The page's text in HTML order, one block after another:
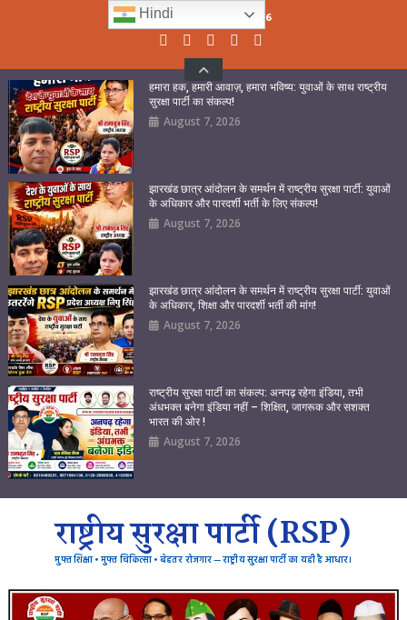
Friday, August 07, 2026
हमारा हक, हमारी आवाज़, हमारा भविष्य: युवाओं के साथ राष्ट्रीय
सुरक्षा पार्टी का संकल्प!
August 7, 2026
झारखंड छात्र आंदोलन के समर्थन में राष्ट्रीय सुरक्षा पार्टी: युवाओं
के अधिकार और पारदर्शी भर्ती के लिए संकल्प!
August 7, 2026
झारखंड छात्र आंदोलन के समर्थन में राष्ट्रीय सुरक्षा पार्टी: युवाओं
के अधिकार, शिक्षा और पारदर्शी भर्ती की मांग!
August 7, 2026
राष्ट्रीय सुरक्षा पार्टी का संकल्प: अनपढ़ रहेगा इंडिया, तभी
अंधभक्त बनेगा इंडिया नहीं – शिक्षित, जागरूक और सशक्त
भारत की ओर !
August 7, 2026
राष्ट्रीय सुरक्षा पार्टी (RSP)
मुफ्त शिक्षा • मुफ्त चिकित्सा • बेहतर रोजगार — राष्ट्रीय सुरक्षा पार्टी का यही है आधार।
Hindi